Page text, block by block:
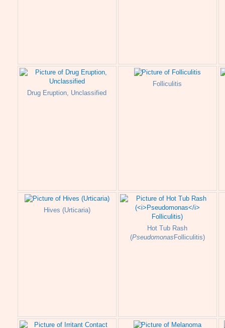
Drug Eruption, Unclassified
Folliculitis
Hives (Urticaria)
Hot Tub Rash
(Pseudomonas Folliculitis)